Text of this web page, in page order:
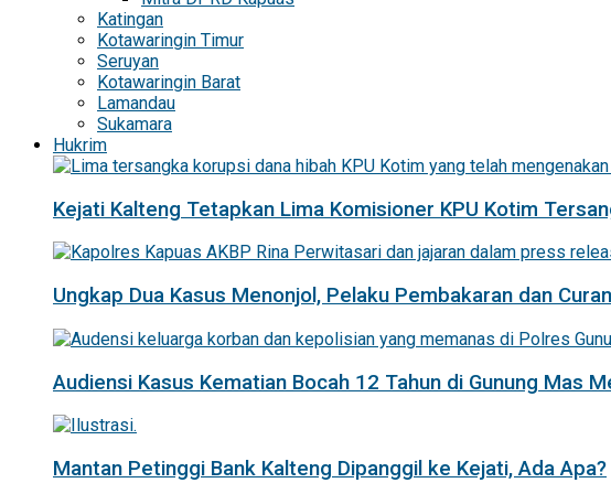
Katingan
Kotawaringin Timur
Seruyan
Kotawaringin Barat
Lamandau
Sukamara
Hukrim
Kejati Kalteng Tetapkan Lima Komisioner KPU Kotim
Ungkap Dua Kasus Menonjol, Pelaku Pembakaran dan
Audiensi Kasus Kematian Bocah 12 Tahun di Gunung Mas
Mantan Petinggi Bank Kalteng Dipanggil ke Kejati, Ada Apa?